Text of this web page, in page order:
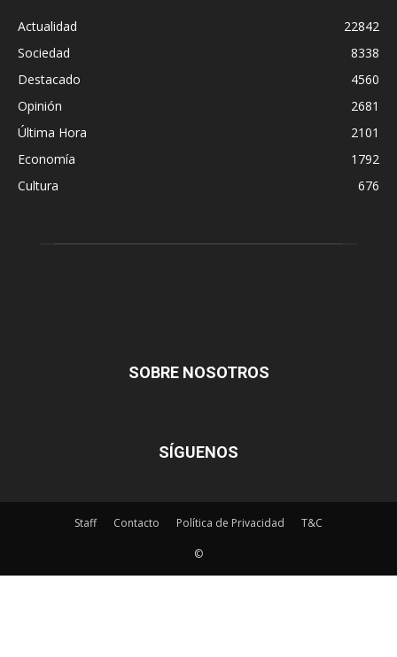
Actualidad
22842
Sociedad
8338
Destacado
4560
Opinión
2681
Última Hora
2101
Economía
1792
Cultura
676
SOBRE NOSOTROS
SÍGUENOS
Staff Contacto Política de Privacidad T&C
©